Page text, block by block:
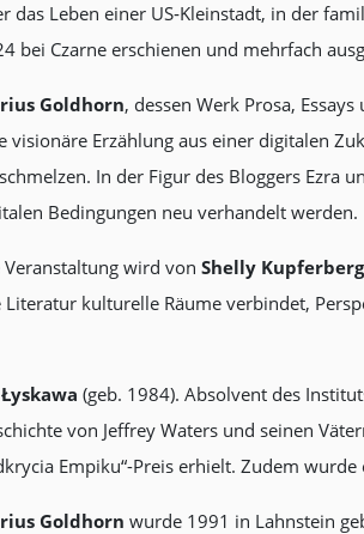
das Leben einer US‑Kleinstadt, in der
bei Czarne erschienen und mehrfach
Goldhorn, dessen Werk Prosa,
visionäre Erzählung aus einer digitalen
In der Figur des Bloggers Ezra
Bedingungen neu verhandelt werden.
Veranstaltung wird von Shelly Kupferberg
Literatur kulturelle Räume verbindet,
(geb. 1984). Absolvent des
von Jeffrey Waters und seinen
Empiku“-Preis erhielt. Zudem
Goldhorn wurde 1991 in Lahnstein